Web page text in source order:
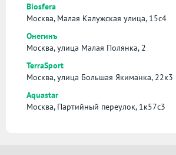
Biosfera
Москва, Малая Калужская улица, 15с4
Онегинъ
Москва, улица Малая Полянка, 2
TerraSport
Москва, улица Большая Якиманка, 22к3
Aquastar
Москва, Партийный переулок, 1к57с3